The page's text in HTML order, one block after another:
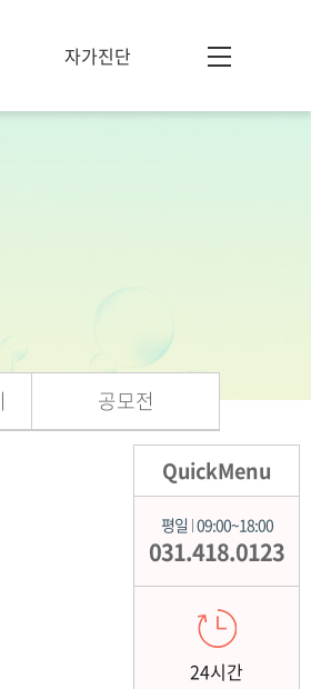
자가진단
공모전
QuickMenu
평일 | 09:00~18:00
031.418.0123
24시간